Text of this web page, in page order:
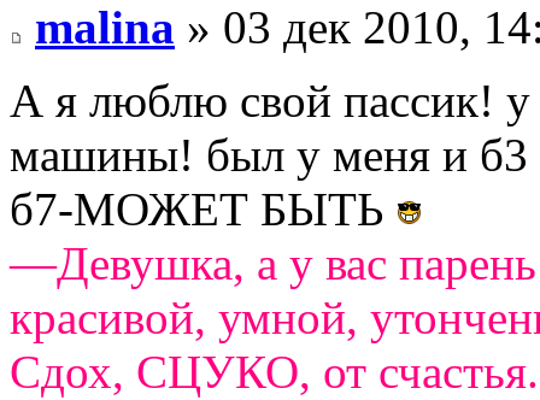
malina » 03 дек 2010,
А я люблю свой пассик! у
машины! был у меня и б3
б7-МОЖЕТ БЫТЬ
—Девушка, а у вас
красивой, умной,
Сдох, СЦУКО, от